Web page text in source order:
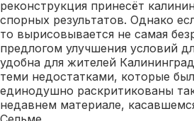
реконструкция принесёт
спорных результатов. Однако
то вырисовывается не самая
предлогом улучшения условий
удобна для жителей
теми недостатками, которые
единодушно раскритикованы
недавнем материале,